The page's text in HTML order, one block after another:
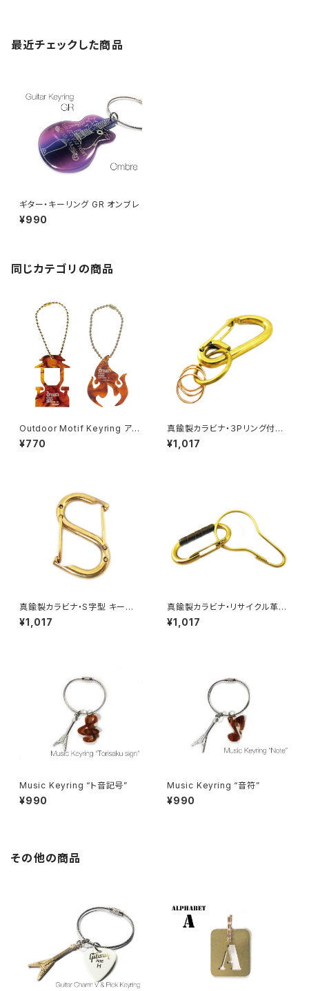
最近チェックした商品
ギター・キーリング GR オンブレ
¥990
同じカテゴリの商品
Outdoor Motif Keyring アウ
トドア モチーフ キーリング
¥770
真鍮製カラビナ・３Pリング付き
キーホルダー
¥1,017
真鍮製カラビナ・S字型 キーホ
ルダー
¥1,017
真鍮製カラビナ・リサイクル革＆
フック
¥1,017
Music Keyring “ト音記号”
¥990
Music Keyring “音符”
¥990
その他の商品